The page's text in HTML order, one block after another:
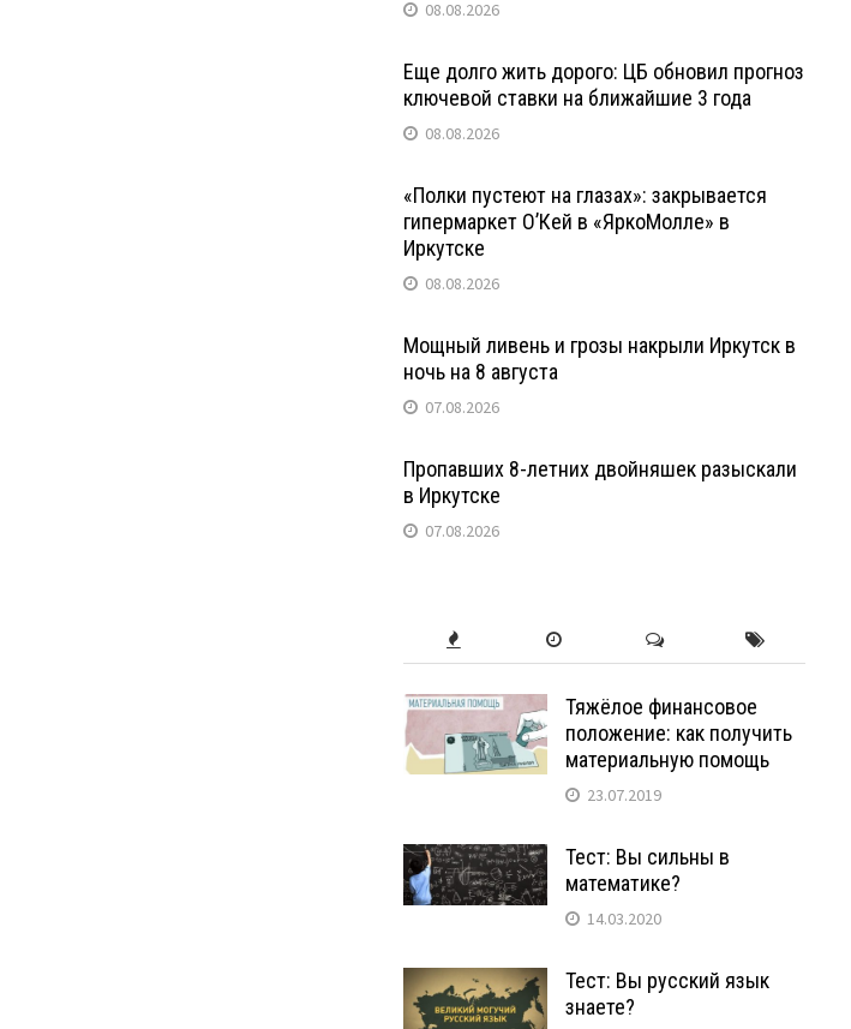
08.08.2026
Еще долго жить дорого: ЦБ обновил прогноз
ключевой ставки на ближайшие 3 года
08.08.2026
«Полки пустеют на глазах»: закрывается
гипермаркет О’Кей в «ЯркоМолле» в
Иркутске
08.08.2026
Мощный ливень и грозы накрыли Иркутск в
ночь на 8 августа
07.08.2026
Пропавших 8-летних двойняшек разыскали
в Иркутске
07.08.2026
Тяжёлое финансовое
положение: как получить
материальную помощь
23.07.2019
Тест: Вы сильны в
математике?
14.03.2020
Тест: Вы русский язык
знаете?